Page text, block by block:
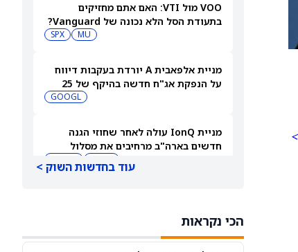
VOO מול VTI: האם אתם מחזיקים
בתעודת הסל הלא נכונה של Vanguard?
MU
SPX
מניית אלפאבית A יורדת בעקבות דיווח
על הנפקת אג"ח חדשה בהיקף של 25
מיליארד דולר שמעוררת חשש מגלGOOGL
מניית IonQ עולה לאחר שחוזי הגנה
חדשים בארה"ב מרחיבים את מסלול
באוגוסט
עוד בחדשות השוק >
הכי נקראות